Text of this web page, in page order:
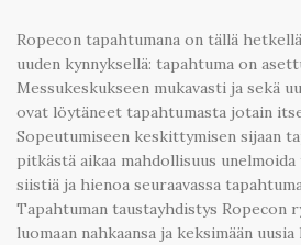
Ropecon tapahtumana on tällä
uuden kynnyksellä: tapahtuma on
Messukeskukseen mukavasti ja sekä
ovat löytäneet tapahtumasta jotain
Sopeutumiseen keskittymisen sijaan
pitkästä aikaa mahdollisuus
siistiä ja hienoa seuraavassa
Tapahtuman taustayhdistys Ropecon
luomaan nahkaansa ja keksimään